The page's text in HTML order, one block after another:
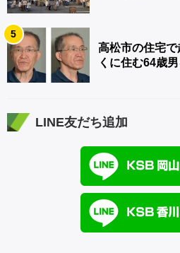
5
高松市の住宅
くに住む64歳
LINE友だち追加